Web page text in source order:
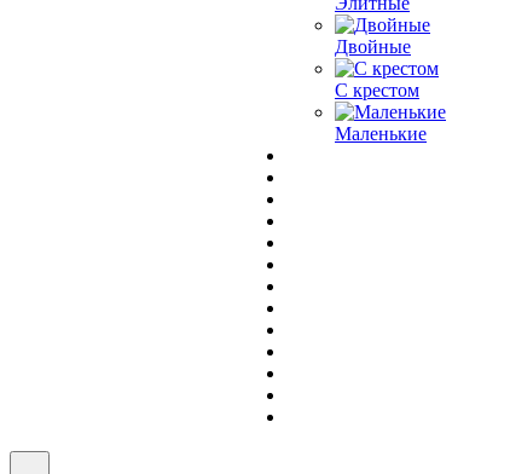
Двойные
С крестом
Маленькие